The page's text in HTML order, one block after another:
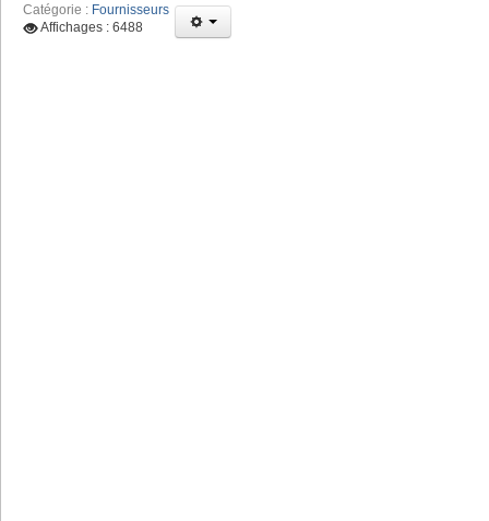
Catégorie : Fournisseurs
Affichages : 6488